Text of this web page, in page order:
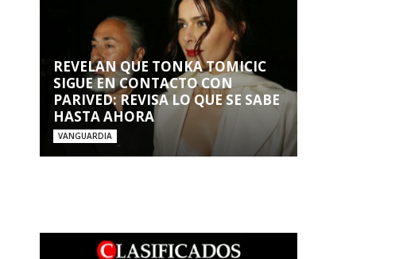
REVELAN QUE TONKA TOMICIC
SIGUE EN CONTACTO CON
PARIVED: REVISA LO QUE SE SABE
HASTA AHORA
VANGUARDIA